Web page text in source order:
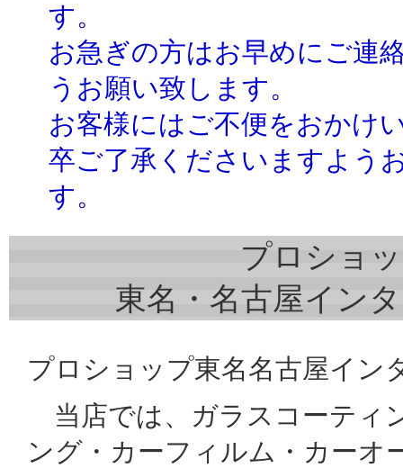
す。
お急ぎの方はお早めにご連
うお願い致します。
お客様にはご不便をおかけ
卒ご了承くださいますよう
す。
プロショ
東名・名古屋イン
プロショップ東名名古屋イン
当店では、ガラスコーティ
ング・カーフィルム・カーオ